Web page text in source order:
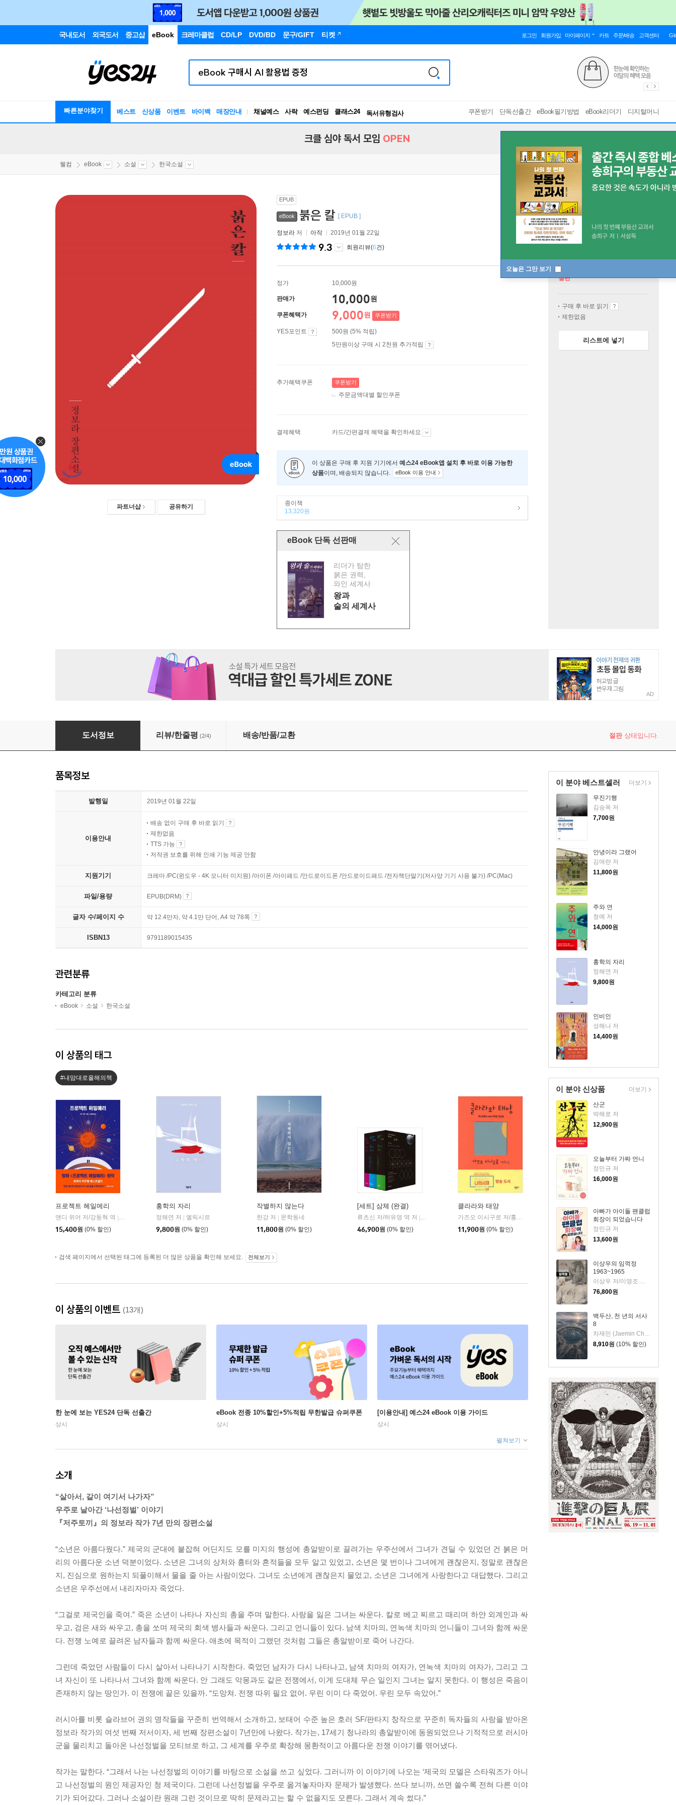
국내도서 외국도서 중고샵 eBook 크레마클럽 CD/LP DVD/BD 문구/GIFT 티켓 로그인 회원가입 마이페이지 카트 주문/배송 고객센터
빠른분야찾기 베스트 신상품 이벤트 바이백 매장안내 채널예스 사락 예스펀딩 클래스24
독서유형검사
쿠폰받기 단독선출간 eBook필기방법 eBook리더기 디지털머니
오늘은 그만 보기
크클 심야 독서 모임 OPEN
웰컴 eBook 소설 한국소설
파트너샵 공유하기
EPUB
eBook 붉은 칼 [ EPUB ]
정보라 저 아작 2019년 01월 22일
9.3 회원리뷰(6건)
정가 10,000원
판매가 10,000원
쿠폰혜택가 9,000원 쿠폰받기
YES포인트
500원 (5% 적립)
5만원이상 구매 시 2천원 추가적립
추가혜택쿠폰 쿠폰받기
주문금액대별 할인쿠폰
결제혜택 카드/간편결제 혜택을 확인하세요
이 상품은 구매 후 지원 기기에서 예스24 eBook앱 설치 후 바로 이용 가능한
상품이며, 배송되지 않습니다. eBook 이용 안내
종이책
13,320원
eBook 단독 선판매
리더가 탐한
붉은 권력,
와인 세계사
왕과
술의 세계사
절판
구매 후 바로 읽기
제한없음
리스트에 넣기
AD
도서정보 리뷰/한줄평 (2/4) 배송/반품/교환 절판상태입니다.
이 분야 베스트셀러
무진기행
김승옥 저
7,700원
안녕이라 그랬어
김애란 저
11,800원
주와 연
청예 저
14,000원
홍학의 자리
정해연 저
9,800원
인비인
성해나 저
14,400원
더보기
이 분야 신상품
산군
박해로 저
12,900원
오늘부터 가짜 언니
정민규 저
16,000원
아빠가 아이돌 팬클럽
회장이 되었습니다
정민규 저
13,600원
이상우의 임꺽정
1963~1965
이상우 저/이영조 그림
76,800원
백두산, 천 년의 서사
8
8,910원 (10% 할인)
더보기
품목정보
발행일 2019년 01월 22일
이용안내
배송 없이 구매 후 바로 읽기
제한없음
TTS 가능
저작권 보호를 위해 인쇄 기능 제공 안함
지원기기 크레마 /PC(윈도우 - 4K 모니터 미지원) /아이폰 /아이패드 /안드로이드폰 /안드로이드패드 /전자책단말기(저사양 기기 사용 불가) /PC(Mac)
파일/용량 EPUB(DRM)
글자 수/페이지 수 약 12.4만자, 약 4.1만 단어, A4 약 78쪽
ISBN13 9791189015435
관련분류
카테고리 분류
eBook 소설 한국소설
이 상품의 태그
#내맘대로올해의책
프로젝트 헤일메리
앤디 위어 저/강동혁 역
알에이치코리아(RHK)
15,400원 (0% 할인)
홍학의 자리
정해연 저
엘릭시르
9,800원 (0% 할인)
작별하지 않는다
한강 저
문학동네
11,800원 (0% 할인)
[세트] 삼체 (완결)
류츠신 저/허유영 역 저
자음과모음
46,900원 (0% 할인)
클라라와 태양
가즈오 이시구로 저/홍한별 역
11,900원 (0% 할인)
검색 페이지에서 선택된 태그에 등록된 더 많은 상품을 확인해 보세요. 전체보기
이 상품의 이벤트 (13개)
한 눈에 보는 YES24 단독 선출간
상시
eBook 전종 10%할인+5%적립 무한발급 슈퍼쿠폰
상시
[이용안내] 예스24 eBook 이용 가이드
상시
펼쳐보기
소개
“살아서, 같이 여기서 나가자”
우주로 날아간 ‘나선정벌’ 이야기
『저주토끼』의 정보라 작가 7년 만의 장편소설
“소년은 아름다웠다.” 제국의 군대에 붙잡혀 어딘지도 모를 미지의 행성에 총알받이로 끌려가는 우주선에서 그녀가 견딜 수 있었던 건 붉은 머
리의 아름다운 소년 덕분이었다. 소년은 그녀의 상처와 흉터와 흔적들을 모두 알고 있었고, 소년은 몇 번이나 그녀에게 괜찮은지, 정말로 괜찮은
지, 진심으로 원하는지 되풀이해서 물을 줄 아는 사람이었다. 그녀도 소년에게 괜찮은지 물었고, 소년은 그녀에게 사랑한다고 대답했다. 그리고
소년은 우주선에서 내리자마자 죽었다.
“그걸로 제국인을 죽여.” 죽은 소년이 나타나 자신의 총을 주며 말한다. 사랑을 잃은 그녀는 싸운다. 칼로 베고 찌르고 때리며 하얀 외계인과 싸
우고, 검은 새와 싸우고, 총을 쏘며 제국의 회색 병사들과 싸운다. 그리고 언니들이 있다. 남색 치마의, 연녹색 치마의 언니들이 그녀와 함께 싸운
다. 전쟁 노예로 끌려온 남자들과 함께 싸운다. 애초에 목적이 그랬던 것처럼 그들은 총알받이로 죽어 나간다.
그런데 죽었던 사람들이 다시 살아서 나타나기 시작한다. 죽었던 남자가 다시 나타나고, 남색 치마의 여자가, 연녹색 치마의 여자가, 그리고 그
녀 자신이 또 나타나서 그녀와 함께 싸운다. 안 그래도 악몽과도 같은 전쟁에서, 이게 도대체 무슨 일인지 그녀는 알지 못한다. 이 행성은 죽음이
존재하지 않는 땅인가. 이 전쟁에 끝은 있을까. “도망쳐. 전쟁 따위 필요 없어. 우린 이미 다 죽었어. 우린 모두 속았어.”
러시아를 비롯 슬라브어 권의 명작들을 꾸준히 번역해서 소개하고, 보태어 수준 높은 호러 SF/판타지 창작으로 꾸준히 독자들의 사랑을 받아온
정보라 작가의 여섯 번째 저서이자, 세 번째 장편소설이 7년만에 나왔다. 작가는, 17세기 청나라의 총알받이에 동원되었으나 기적적으로 러시아
군을 물리치고 돌아온 나선정벌을 모티브로 하고, 그 세계를 우주로 확장해 몽환적이고 아름다운 전쟁 이야기를 엮어냈다.
작가는 말한다. “그래서 나는 나선정벌의 이야기를 바탕으로 소설을 쓰고 싶었다. 그러니까 이 이야기에 나오는 ‘제국의 모델은 스타워즈가 아니
고 나선정벌의 원인 제공자인 청 제국이다. 그런데 나선정벌을 우주로 옮겨놓자마자 문제가 발생했다. 쓰다 보니까, 쓰면 쓸수록 전혀 다른 이야
기가 되어갔다. 그러나 소설이란 원래 그런 것이므로 딱히 문제라고는 할 수 없을지도 모른다. 그래서 계속 썼다.”